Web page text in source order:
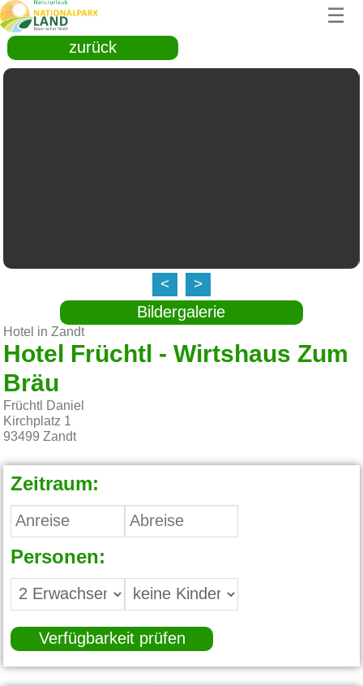
☰
zurück
< >
Bildergalerie
Hotel in Zandt
Hotel Früchtl - Wirtshaus Zum
Bräu
Früchtl Daniel
Kirchplatz 1
93499 Zandt
Zeitraum:
Personen:
Verfügbarkeit prüfen